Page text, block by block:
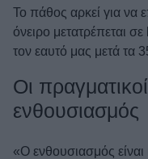
Γάμος
Το πάθος αρκεί για να
όνειρο μετατρέπεται
τον εαυτό μας μετά τα
Οι
ενθουσιασμός
«Ο ενθουσιασμός